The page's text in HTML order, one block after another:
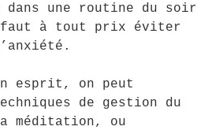
dans une routine du soir
à tout prix éviter
esprit, on peut
de gestion du
méditation, ou